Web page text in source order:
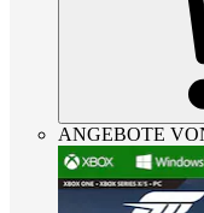
ANGEBOTE